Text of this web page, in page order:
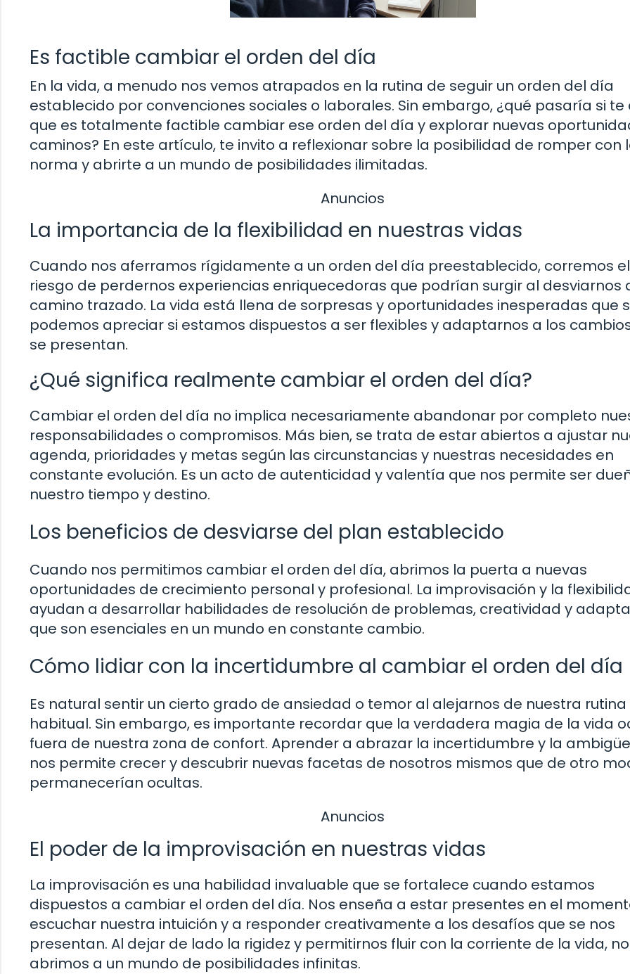
Es factible cambiar el orden del día
En la vida, a menudo nos vemos atrapados en la rutina de seguir un orden del día
establecido por convenciones sociales o laborales. Sin embargo, ¿qué pasaría si te
que es totalmente factible cambiar ese orden del día y explorar nuevas
caminos? En este artículo, te invito a reflexionar sobre la posibilidad de romper con
norma y abrirte a un mundo de posibilidades ilimitadas.
Anuncios
La importancia de la flexibilidad en nuestras vidas
Cuando nos aferramos rígidamente a un orden del día preestablecido, corremos el
riesgo de perdernos experiencias enriquecedoras que podrían surgir al desviarnos
camino trazado. La vida está llena de sorpresas y oportunidades inesperadas que
podemos apreciar si estamos dispuestos a ser flexibles y adaptarnos a los
se presentan.
¿Qué significa realmente cambiar el orden del día?
Cambiar el orden del día no implica necesariamente abandonar por completo
responsabilidades o compromisos. Más bien, se trata de estar abiertos a ajustar
agenda, prioridades y metas según las circunstancias y nuestras necesidades en
constante evolución. Es un acto de autenticidad y valentía que nos permite ser
nuestro tiempo y destino.
Los beneficios de desviarse del plan establecido
Cuando nos permitimos cambiar el orden del día, abrimos la puerta a nuevas
oportunidades de crecimiento personal y profesional. La improvisación y la
ayudan a desarrollar habilidades de resolución de problemas, creatividad y
que son esenciales en un mundo en constante cambio.
Cómo lidiar con la incertidumbre al cambiar el orden del día
Es natural sentir un cierto grado de ansiedad o temor al alejarnos de nuestra rutina
habitual. Sin embargo, es importante recordar que la verdadera magia de la vida
fuera de nuestra zona de confort. Aprender a abrazar la incertidumbre y la
nos permite crecer y descubrir nuevas facetas de nosotros mismos que de otro
permanecerían ocultas.
Anuncios
El poder de la improvisación en nuestras vidas
La improvisación es una habilidad invaluable que se fortalece cuando estamos
dispuestos a cambiar el orden del día. Nos enseña a estar presentes en el
escuchar nuestra intuición y a responder creativamente a los desafíos que se nos
presentan. Al dejar de lado la rigidez y permitirnos fluir con la corriente de la vida,
abrimos a un mundo de posibilidades infinitas.